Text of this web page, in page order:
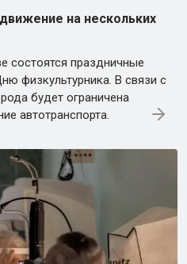
на нескольких
состоятся праздничные
физкультурника. В связи с
будет ограничена
автотранспорта.